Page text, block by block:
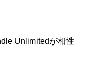
Unlimitedが相性